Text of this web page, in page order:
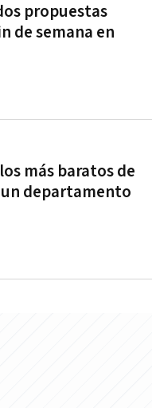
propuestas
de semana en
más baratos de
departamento